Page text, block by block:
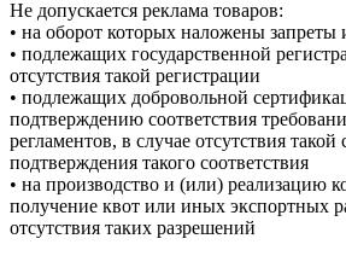
Не допускается реклама товаров:
• на оборот которых наложены запреты
• подлежащих государственной
отсутствия такой регистрации
• подлежащих добровольной
подтверждению соответствия
регламентов, в случае отсутствия
подтверждения такого соответствия
• на производство и (или) реализацию
получение квот или иных экспортных
отсутствия таких разрешений